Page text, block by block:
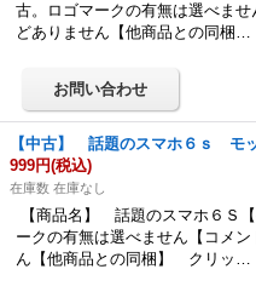
古。ロゴマークの有無は選べま
どありません【他商品との同梱…
【中古】 話題のスマホ６ｓ モ
999円(税込)
在庫数 在庫なし
【商品名】 話題のスマホ６Ｓ
ークの有無は選べません【コメ
ん【他商品との同梱】 クリッ…